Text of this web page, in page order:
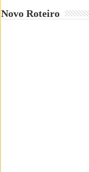
Novo Roteiro